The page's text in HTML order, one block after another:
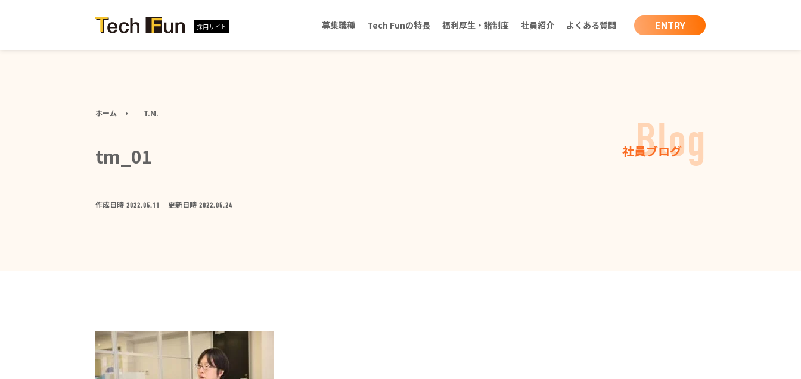
採用サイト 募集職種 Tech Funの特長 福利厚生・諸制度 社員紹介 よくある質問 ENTRY
ホーム T.M.
Blog
社員ブログ
tm_01
作成日時 2022.05.11 更新日時 2022.05.24